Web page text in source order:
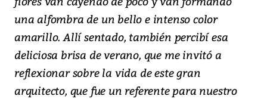
una alfombra de un bello e intenso color
amarillo. Allí sentado, también percibí esa
deliciosa brisa de verano, que me invitó a
reflexionar sobre la vida de este gran
arquitecto, que fue un referente para nuestro